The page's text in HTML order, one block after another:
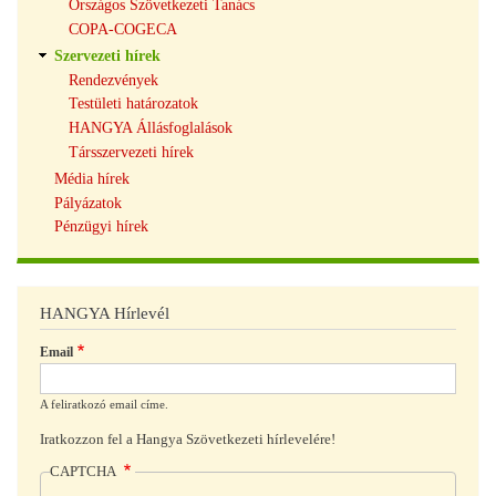
Országos Szövetkezeti Tanács
COPA-COGECA
Szervezeti hírek
Rendezvények
Testületi határozatok
HANGYA Állásfoglalások
Társszervezeti hírek
Média hírek
Pályázatok
Pénzügyi hírek
HANGYA Hírlevél
Email
A feliratkozó email címe.
Iratkozzon fel a Hangya Szövetkezeti hírlevelére!
CAPTCHA